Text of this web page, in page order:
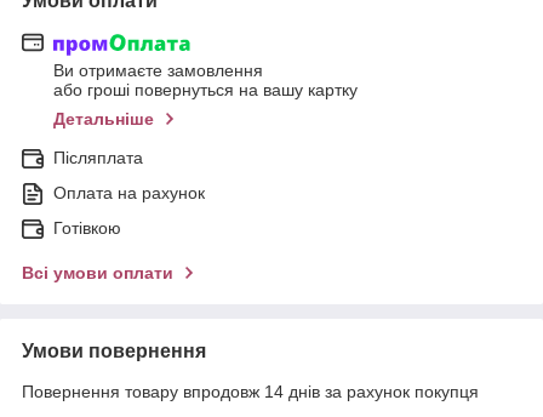
Ви отримаєте замовлення
або гроші повернуться на вашу картку
Детальніше
Післяплата
Оплата на рахунок
Готівкою
Всі умови оплати
Умови повернення
Повернення товару впродовж 14 днів за рахунок покупця